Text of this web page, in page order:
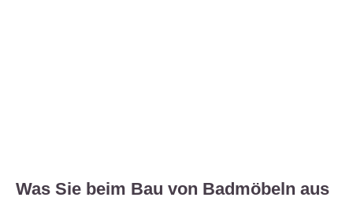
Was Sie beim Bau von Badmöbeln aus